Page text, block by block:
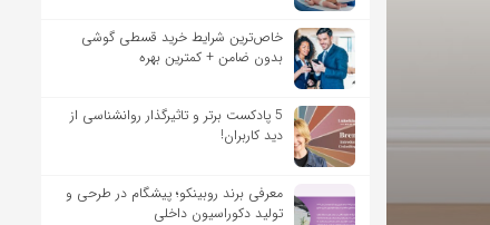
خاص‌ترین شرایط خرید قسطی گوشی
بدون ضامن + کمترین بهره
5 پادکست برتر و تاثیرگذار روانشناسی از
دید کاربران!
معرفی برند روبینکو؛ پیشگام در طرحی و
تولید دکوراسیون داخلی